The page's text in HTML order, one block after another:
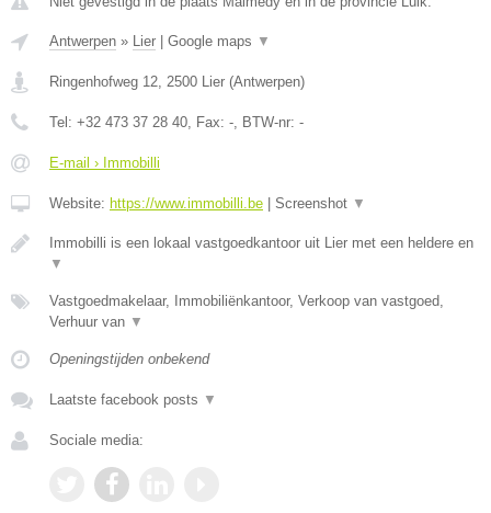
Antwerpen » Lier Google maps ▼
Ringenhofweg 12, 2500 Lier (Antwerpen)
Tel: +32 473 37 28 40, Fax: -, BTW-nr: -
E-mail › Immobilli
Website: https://www.immobilli.be Screenshot ▼
Immobilli is een lokaal vastgoedkantoor uit Lier met een heldere en
▼
Vastgoedmakelaar, Immobiliënkantoor, Verkoop van vastgoed,
Verhuur van ▼
Openingstijden onbekend
Laatste facebook posts ▼
Sociale media: